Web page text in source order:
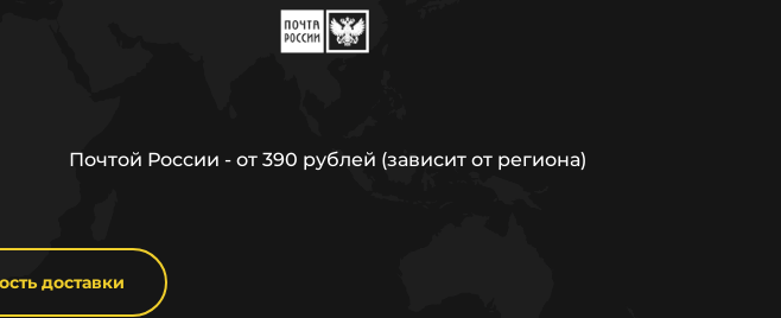
Почтой России - от 390 рублей (зависит от региона)
доставки